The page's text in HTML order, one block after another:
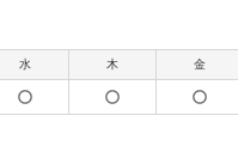
水 木 金